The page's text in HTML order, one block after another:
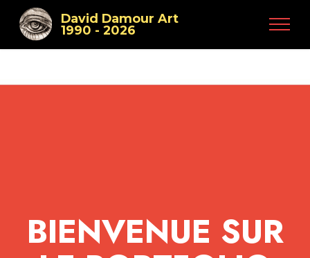
David Damour Art
1990 - 2026
BIENVENUE SUR